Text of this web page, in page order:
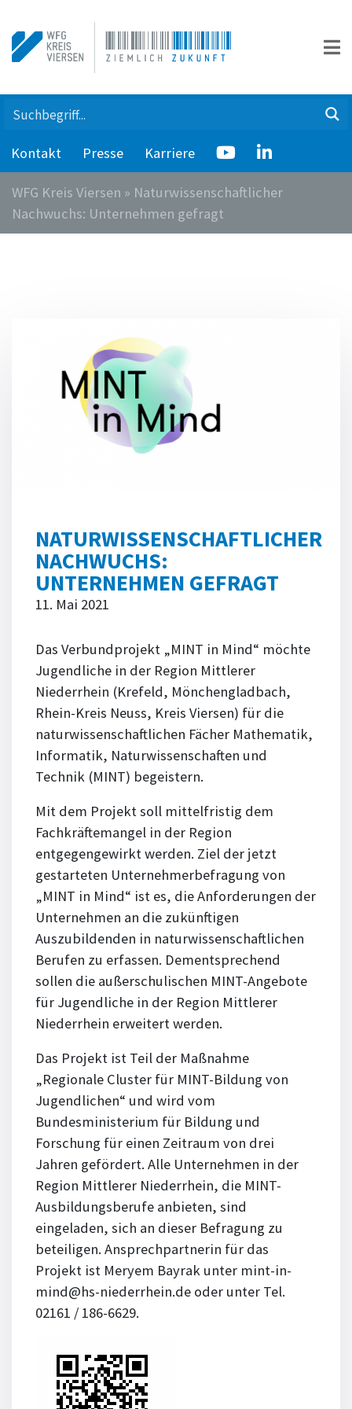
Kontakt Presse Karriere
WFG Kreis Viersen » Naturwissenschaftlicher
Nachwuchs: Unternehmen gefragt
NATURWISSENSCHAFTLICHER
NACHWUCHS:
UNTERNEHMEN GEFRAGT
11. Mai 2021
Das Verbundprojekt „MINT in Mind“ möchte
Jugendliche in der Region Mittlerer
Niederrhein (Krefeld, Mönchengladbach,
Rhein-Kreis Neuss, Kreis Viersen) für die
naturwissenschaftlichen Fächer Mathematik,
Informatik, Naturwissenschaften und
Technik (MINT) begeistern.
Mit dem Projekt soll mittelfristig dem
Fachkräftemangel in der Region
entgegengewirkt werden. Ziel der jetzt
gestarteten Unternehmerbefragung von
„MINT in Mind“ ist es, die Anforderungen der
Unternehmen an die zukünftigen
Auszubildenden in naturwissenschaftlichen
Berufen zu erfassen. Dementsprechend
sollen die außerschulischen MINT-Angebote
für Jugendliche in der Region Mittlerer
Niederrhein erweitert werden.
Das Projekt ist Teil der Maßnahme
„Regionale Cluster für MINT-Bildung von
Jugendlichen“ und wird vom
Bundesministerium für Bildung und
Forschung für einen Zeitraum von drei
Jahren gefördert. Alle Unternehmen in der
Region Mittlerer Niederrhein, die MINT-
Ausbildungsberufe anbieten, sind
eingeladen, sich an dieser Befragung zu
beteiligen. Ansprechpartnerin für das
Projekt ist Meryem Bayrak unter mint-in-
mind@hs-niederrhein.de oder unter Tel.
02161 / 186-6629.